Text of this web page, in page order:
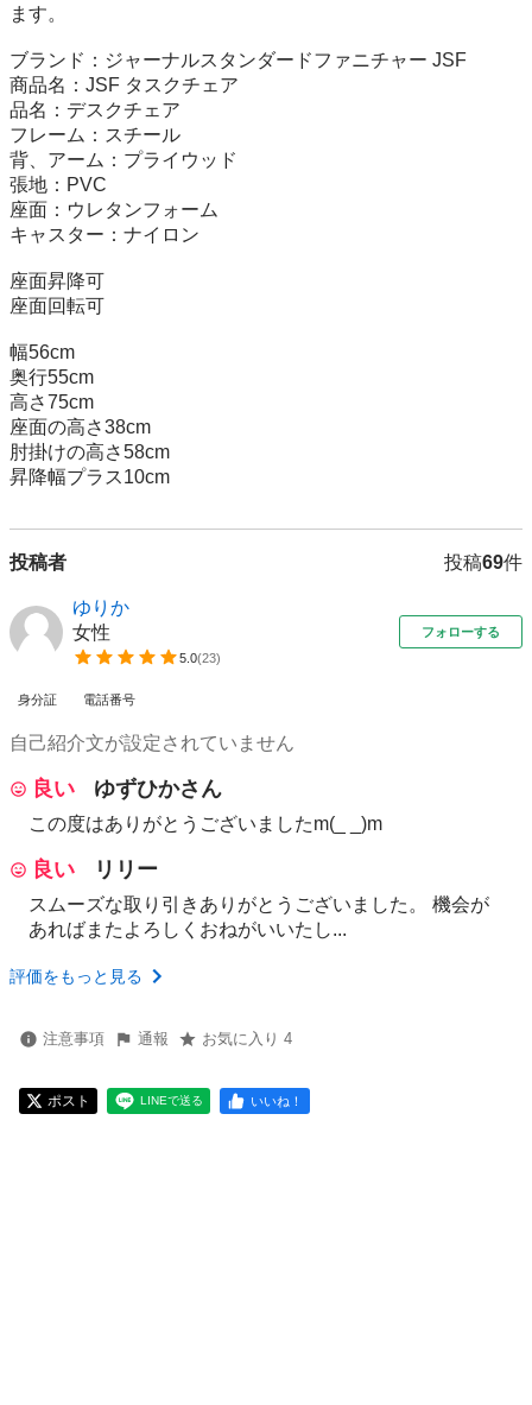
ます。
ブランド：ジャーナルスタンダードファニチャー JSF
商品名：JSF タスクチェア
品名：デスクチェア
フレーム：スチール
背、アーム：プライウッド
張地：PVC
座面：ウレタンフォーム
キャスター：ナイロン
座面昇降可
座面回転可
幅56cm
奥行55cm
高さ75cm
座面の高さ38cm
肘掛けの高さ58cm
昇降幅プラス10cm
投稿者 投稿69件
ゆりか
女性
5.0(23)
フォローする
身分証 電話番号
自己紹介文が設定されていません
良い ゆずひかさん
この度はありがとうございましたm(_ _)m
良い リリー
スムーズな取り引きありがとうございました。 機会が
あればまたよろしくおねがいいたし...
評価をもっと見る
注意事項 通報 お気に入り 4
ポスト LINEで送る いいね！